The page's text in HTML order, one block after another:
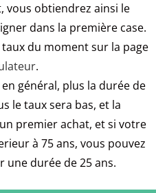
vous obtiendrez ainsi le
dans la première case.
du moment sur la page
.
général, plus la durée de
le taux sera bas, et la
premier achat, et si votre
à 75 ans, vous pouvez
durée de 25 ans.